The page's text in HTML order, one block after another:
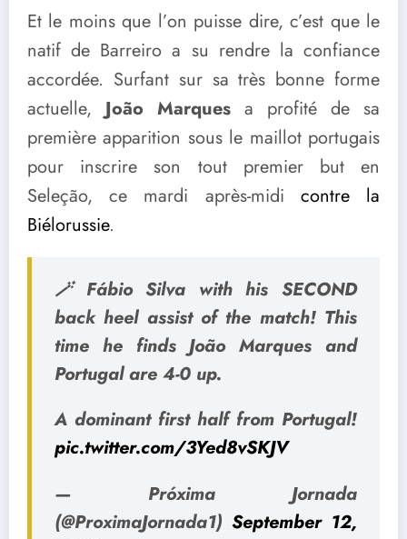
Et le moins que l’on puisse dire, c’est que le
natif de Barreiro a su rendre la confiance
accordée. Surfant sur sa très bonne forme
actuelle,João Marques a profité de sa
première apparition sous le maillot portugais
pour inscrire son tout premier but en
Seleção, ce mardi après-midi contre la
Biélorussie.
🪄 Fábio Silva with his SECOND
back heel assist of the match! This
time he finds João Marques and
Portugal are 4-0 up.
A dominant first half from Portugal!
pic.twitter.com/3Yed8vSKJV
— Próxima Jornada
(@ProximaJornada1) September 12,